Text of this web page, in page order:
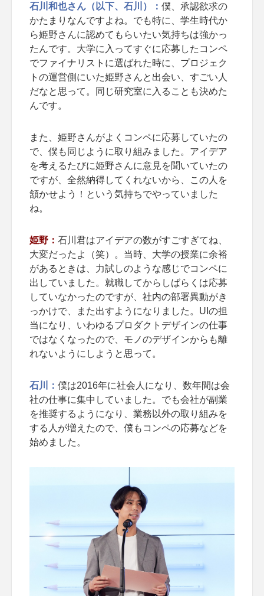
石川和也さん（以下、石川）： 僕、承認欲求の
かたまりなんですよね。でも特に、学生時代か
ら姫野さんに認めてもらいたい気持ちは強かっ
たんです。大学に入ってすぐに応募したコンペ
でファイナリストに選ばれた時に、プロジェク
トの運営側にいた姫野さんと出会い、すごい人
だなと思って。同じ研究室に入ることも決めた
んです。
また、姫野さんがよくコンペに応募していたの
で、僕も同じように取り組みました。アイデア
を考えるたびに姫野さんに意見を聞いていたの
ですが、全然納得してくれないから、この人を
頷かせよう！という気持ちでやっていました
ね。
姫野： 石川君はアイデアの数がすごすぎてね、
大変だったよ（笑）。当時、大学の授業に余裕
があるときは、力試しのような感じでコンペに
出していました。就職してからしばらくは応募
していなかったのですが、社内の部署異動がき
っかけで、また出すようになりました。UIの担
当になり、いわゆるプロダクトデザインの仕事
ではなくなったので、モノのデザインからも離
れないようにしようと思って。
石川： 僕は2016年に社会人になり、数年間は会
社の仕事に集中していました。でも会社が副業
を推奨するようになり、業務以外の取り組みを
する人が増えたので、僕もコンペの応募などを
始めました。